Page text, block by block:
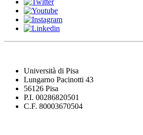
Università di Pisa
Lungarno Pacinotti 43
56126 Pisa
P.I. 00286820501
C.F. 80003670504